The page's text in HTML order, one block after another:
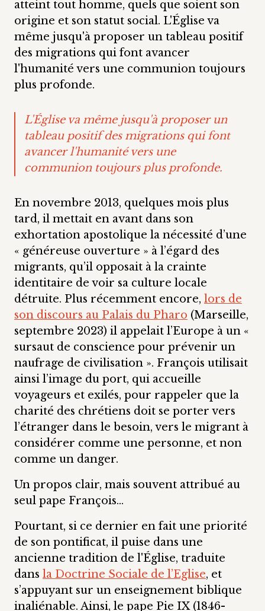
atteint tout homme, quels que soient son
origine et son statut social. L'Église va
même jusqu'à proposer un tableau positif
des migrations qui font avancer
l'humanité vers une communion toujours
plus profonde.
L'Église va même jusqu'à proposer un
tableau positif des migrations qui font
avancer l'humanité vers une
communion toujours plus profonde.
En novembre 2013, quelques mois plus
tard, il mettait en avant dans son
exhortation apostolique la nécessité d’une
« généreuse ouverture » à l’égard des
migrants, qu’il opposait à la crainte
identitaire de voir sa culture locale
détruite. Plus récemment encore, lors de
son discours au Palais du Pharo (Marseille,
septembre 2023) il appelait l’Europe à un «
sursaut de conscience pour prévenir un
naufrage de civilisation ». François utilisait
ainsi l’image du port, qui accueille
voyageurs et exilés, pour rappeler que la
charité des chrétiens doit se porter vers
l’étranger dans le besoin, vers le migrant à
considérer comme une personne, et non
comme un danger.
Un propos clair, mais souvent attribué au
seul pape François…
Pourtant, si ce dernier en fait une priorité
de son pontificat, il puise dans une
ancienne tradition de l'Église, traduite
dans la Doctrine Sociale de l’Eglise, et
s’appuyant sur un enseignement biblique
inaliénable. Ainsi, le pape Pie IX (1846-